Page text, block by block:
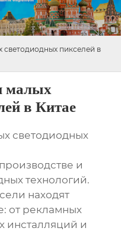
пикселей в
малых
в Китае
светодиодных
и
технологий.
находят
от рекламных
инсталляций и